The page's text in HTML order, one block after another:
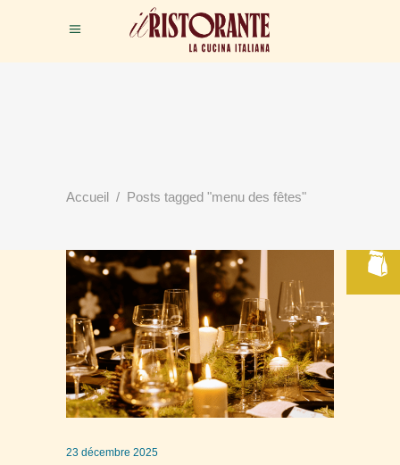
Accueil / Posts tagged "menu des fêtes"
23 décembre 2025
VOTRE TABLE